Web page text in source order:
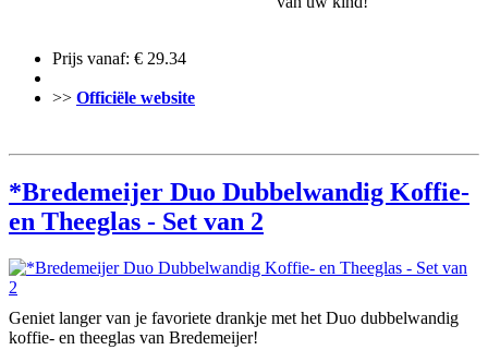
Prijs vanaf: € 29.34
>> Officiële website
*Bredemeijer Duo Dubbelwandig Koffie-
en Theeglas - Set van 2
Geniet langer van je favoriete drankje met het Duo dubbelwandig
koffie- en theeglas van Bredemeijer!